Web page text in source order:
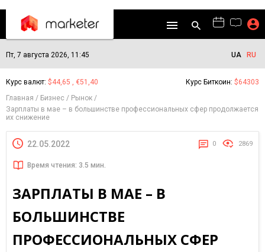
Пт, 7 августа 2026, 11:45 UA RU
Курс валют: $44,65 , €51,40 Курс Биткоин: $64303
Главная
Бизнес
Рынок
Зарплаты в мае – в большинстве профессиональных сфер продолжается
их снижение
22.05.2022 0 2869
Время чтения: 3.5 мин.
ЗАРПЛАТЫ В МАЕ – В
БОЛЬШИНСТВЕ
ПРОФЕССИОНАЛЬНЫХ СФЕР